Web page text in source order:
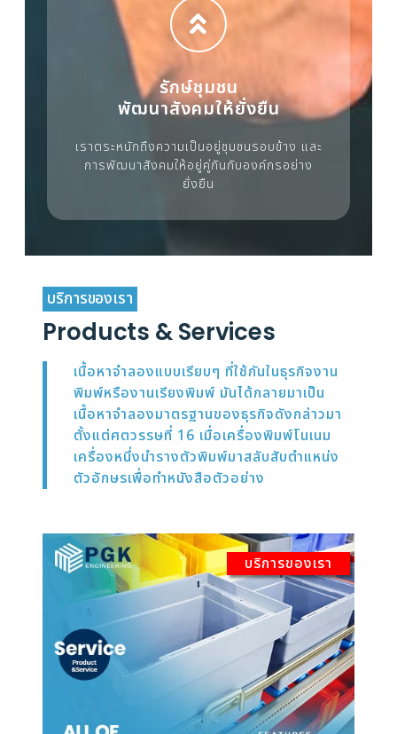
รักษ์ชุมชน
พัฒนาสังคมให้ยั่งยืน
เราตระหนักถึงความเป็นอยู่ชุมชนรอบข้าง และ
การพัฒนาสังคมให้อยู่คู่กันกับองค์กรอย่าง
ยั่งยืน
บริการของเรา
Products & Services
เนื้อหาจำลองแบบเรียบๆ ที่ใช้กันในธุรกิจงาน
พิมพ์หรืองานเรียงพิมพ์ มันได้กลายมาเป็น
เนื้อหาจำลองมาตรฐานของธุรกิจดังกล่าวมา
ตั้งแต่ศตวรรษที่ 16 เมื่อเครื่องพิมพ์โนเนม
เครื่องหนึ่งนำรางตัวพิมพ์มาสลับสับตำแหน่ง
ตัวอักษรเพื่อทำหนังสือตัวอย่าง
บริการของเรา